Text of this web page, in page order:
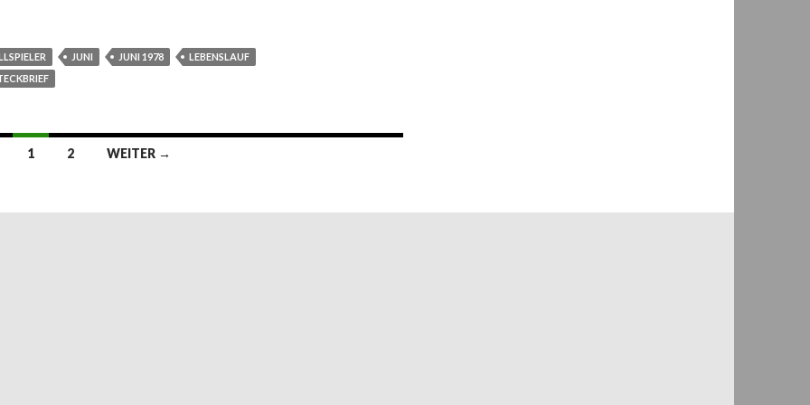
JUNI JUNI 1978
LEBENSLAUF
1 2 WEITER →